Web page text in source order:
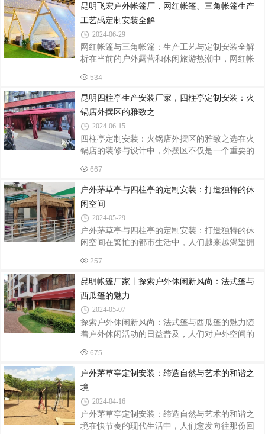
建筑形式，正逐渐成为各类景观设计中不可或缺
的元素。特别是四柱亭，以其稳固的结构、开阔
的视野和灵活多变的定制能力，在众多应用场景
中展现出独特的魅力。本文将深入探讨茅草亭四
柱亭的定制安装及其多样化的应用场景。一、园
林景观中的点睛之笔在公园、别墅花园、度假村
等园林景观中，茅草亭四柱亭不仅是休憩观景的
昆明飞宏户外帐篷厂，网红帐篷、三角帐篷生产
工艺禹定制安装全解
2024-06-29
网红帐篷与三角帐篷：生产工艺与定制安装全解
析在当前的户外露营和休闲旅游热潮中，网红帐
泛的关注和喜爱。跟着飞宏帐篷厂小编来看看网
红三角帐篷的生产工艺和定制安装流程，带您领
略其背后的精湛技艺和细致服务。一、生产工艺
材料选择网红帐篷和三角帐篷的篷布材料多采用
高密度的防雨帆布，这种材料不仅具有出色的防
水性能，还具备良好的耐磨性和耐用性。支架则
通常选用铝合金或钢质材料，确保帐篷的稳固性
和抗风能力。裁剪与缝制在确定了材料后，下一
534
昆明四柱亭生产安装厂家，四柱亭定制安装：火
锅店外摆区的雅致之
2024-06-15
四柱亭定制安装：火锅店外摆区的雅致之选在火
锅店的装修与设计中，外摆区不仅是一个重要的
要区域。近年来，越来越多的火锅店选择在外摆
区安装四柱亭，以其独特的造型和雅致的气质，
为火锅店增添了一道亮丽的风景线。一、四柱亭
的应用场景四柱亭，一种由四根支柱支撑，顶部
为亭盖结构的户外建筑，因其独特的造型和实用
性，在各类户外场所中得到了广泛应用。在火锅
店外摆区，四柱亭可以作为一个独立的用餐区
域，为客人提供遮阳避雨、舒适惬意的用餐环
667
户外茅草亭与四柱亭的定制安装：打造独特的休
闲空间
2024-05-29
户外茅草亭与四柱亭的定制安装：打造独特的休
闲空间在繁忙的都市生活中，人们越来越渴望拥
为传统的园林建筑元素，不仅能为人们提供遮荫
避雨的功能，还能增添一份独特的自然风情。本
文将详细介绍户外茅草亭和四柱亭的定制安装过
程，帮助读者打造心仪的休闲空间。一、定制设
计定制户外茅草亭和四柱亭时，首先要进行的是
设计环节。设计团队需要根据客户的需求和场地
环境，量身定制出合适的亭子方案。在设计过程
中，要充分考虑亭子的尺寸、形状、材质、风格
257
昆明帐篷厂家丨探索户外休闲新风尚：法式篷与
西瓜篷的魅力
2024-05-07
探索户外休闲新风尚：法式篷与西瓜篷的魅力随
着户外休闲活动的日益普及，人们对户外空间的
用品中，法式篷和西瓜篷凭借其独特的魅力，成
为了市场上的热门选择。本文将为您详细介绍这
两种篷的特点、应用场景以及它们为户外生活带
来的美好体验。一、法式篷：优雅与浪漫的完美
结合法式篷，以其独特的法式风情和优雅的外观
设计，吸引了众多追求品质生活的消费者。它通
常采用高品质的帆布或聚酯纤维材料制成，具有
675
户外茅草亭定制安装：缔造自然与艺术的和谐之
境
2024-04-16
户外茅草亭定制安装：缔造自然与艺术的和谐之
境在快节奏的现代生活中，人们愈发向往那份回